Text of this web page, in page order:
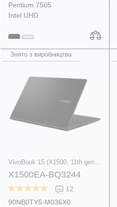
Pentium 7505
Intel UHD
Знято з виробництва
X1500EA-BQ3244
12
90NB0TY5-M036X0